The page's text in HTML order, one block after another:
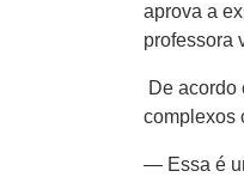
aprova a
professora
De acordo
complexos
— Essa é